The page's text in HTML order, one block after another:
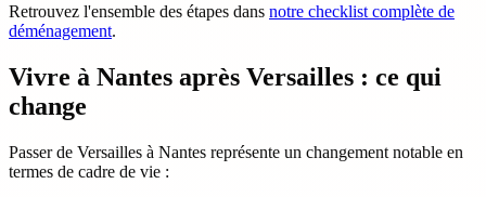
Retrouvez l'ensemble des étapes dans notre checklist complète de
déménagement.
Vivre à Nantes après Versailles : ce qui
change
Passer de Versailles à Nantes représente un changement notable en
termes de cadre de vie :